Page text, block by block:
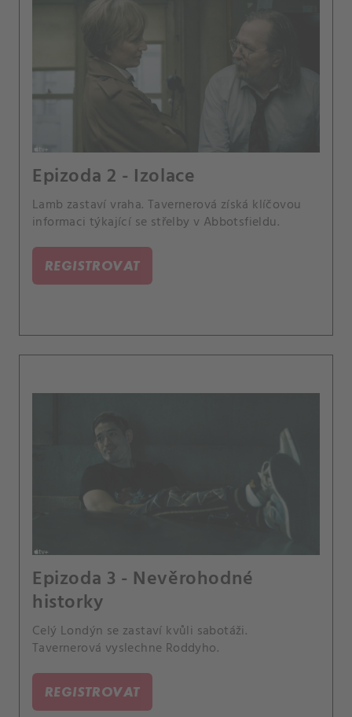
Epizoda 2 - Izolace
Lamb zastaví vraha. Tavernerová získá klíčovou
informaci týkající se střelby v Abbotsfieldu.
REGISTROVAT
Epizoda 3 - Nevěrohodné
historky
Celý Londýn se zastaví kvůli sabotáži.
Tavernerová vyslechne Roddyho.
REGISTROVAT